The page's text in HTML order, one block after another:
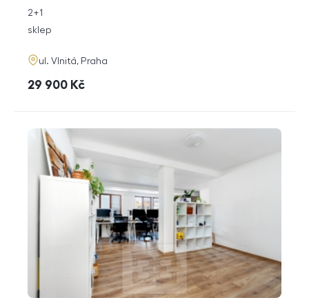
rozměry
2+1
funkce
sklep
adresa
ul. Vlnitá, Praha
cena
29 900 Kč